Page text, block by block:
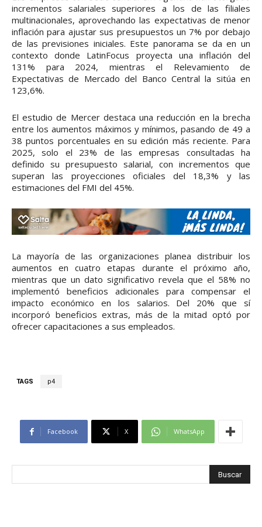
incrementos salariales superiores a los de las filiales
multinacionales, aprovechando las expectativas de menor
inflación para ajustar sus presupuestos un 7% por debajo
de las previsiones iniciales. Este panorama se da en un
contexto donde LatinFocus proyecta una inflación del
131% para 2024, mientras el Relevamiento de
Expectativas de Mercado del Banco Central la sitúa en
123,6%.
El estudio de Mercer destaca una reducción en la brecha
entre los aumentos máximos y mínimos, pasando de 49 a
38 puntos porcentuales en su edición más reciente. Para
2025, solo el 23% de las empresas consultadas ha
definido su presupuesto salarial, con incrementos que
superan las proyecciones oficiales del 18,3% y las
estimaciones del FMI del 45%.
La mayoría de las organizaciones planea distribuir los
aumentos en cuatro etapas durante el próximo año,
mientras que un dato significativo revela que el 58% no
implementó beneficios adicionales para compensar el
impacto económico en los salarios. Del 20% que sí
incorporó beneficios extras, más de la mitad optó por
ofrecer capacitaciones a sus empleados.
TAGS p4
Facebook X WhatsApp